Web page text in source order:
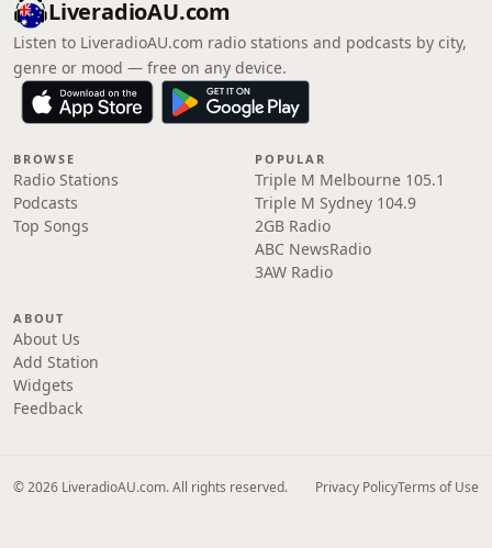
LiveradioAU.com
Listen to LiveradioAU.com radio stations and podcasts by city,
genre or mood — free on any device.
BROWSE
Radio Stations
Podcasts
Top Songs
POPULAR
Triple M Melbourne 105.1
Triple M Sydney 104.9
2GB Radio
ABC NewsRadio
3AW Radio
ABOUT
About Us
Add Station
Widgets
Feedback
© 2026 LiveradioAU.com. All rights reserved. Privacy PolicyTerms of Use